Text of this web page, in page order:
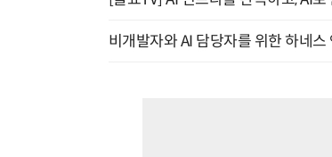
비개발자와 AI 담당자를 위한 하네